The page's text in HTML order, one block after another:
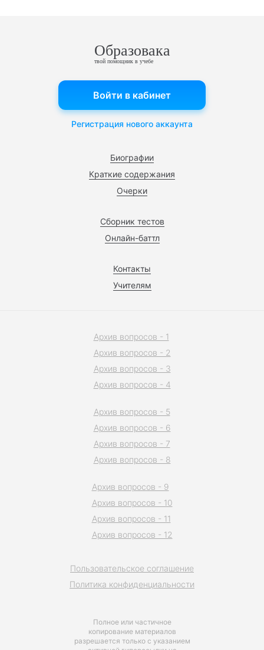
Образовака
твой помощник в учебе
Биографии
Краткие содержания
Очерки
Сборник тестов
Онлайн-баттл
Контакты
Учителям
Войти в кабинет
Регистрация нового аккаунта
Полное или частичное
копирование материалов
разрешается только с указанием
Пользовательское соглашение
Политика конфиденциальности
Архив вопросов - 1
Архив вопросов - 2
Архив вопросов - 3
Архив вопросов - 4
Архив вопросов - 5
Архив вопросов - 6
Архив вопросов - 7
Архив вопросов - 8
Архив вопросов - 9
Архив вопросов - 10
Архив вопросов - 11
Архив вопросов - 12